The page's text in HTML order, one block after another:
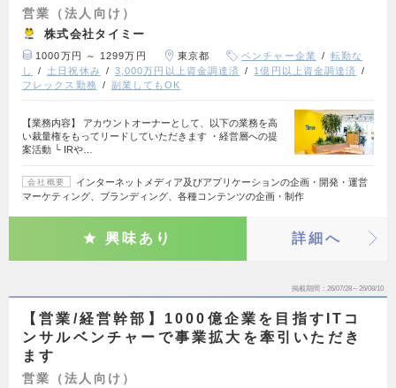
営業（法人向け）
株式会社タイミー
1000万円 ～ 1299万円 東京都 ベンチャー企業
転勤な
し
土日祝休み 3,000万円以上資金調達済
1億円以上資金調達済
フレックス勤務
副業してもOK
【業務内容】 アカウントオーナーとして、以下の業務を高
い裁量権をもってリードしていただきます ・経営層への提
案活動 └ IRや…
会社概要
インターネットメディア及びアプリケーションの企画・開発・運営
マーケティング、ブランディング、各種コンテンツの企画・制作
興味あり 詳細へ
掲載期間 26/07/28～26/08/10
【営業/経営幹部】1000億企業を目指すITコ
ンサルベンチャーで事業拡大を牽引いただき
ます
営業（法人向け）